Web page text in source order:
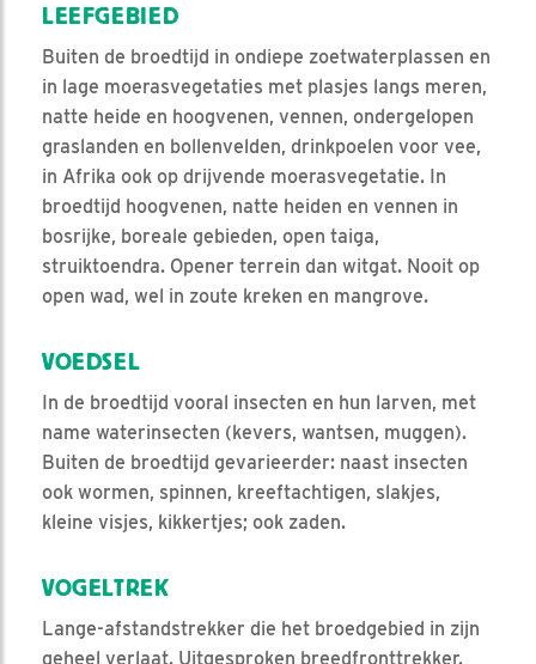
LEEFGEBIED
Buiten de broedtijd in ondiepe zoetwaterplassen en
in lage moerasvegetaties met plasjes langs meren,
natte heide en hoogvenen, vennen, ondergelopen
graslanden en bollenvelden, drinkpoelen voor vee,
in Afrika ook op drijvende moerasvegetatie. In
broedtijd hoogvenen, natte heiden en vennen in
bosrijke, boreale gebieden, open taiga,
struiktoendra. Opener terrein dan witgat. Nooit op
open wad, wel in zoute kreken en mangrove.
VOEDSEL
In de broedtijd vooral insecten en hun larven, met
name waterinsecten (kevers, wantsen, muggen).
Buiten de broedtijd gevarieerder: naast insecten
ook wormen, spinnen, kreeftachtigen, slakjes,
kleine visjes, kikkertjes; ook zaden.
VOGELTREK
Lange-afstandstrekker die het broedgebied in zijn
geheel verlaat. Uitgesproken breedfronttrekker.